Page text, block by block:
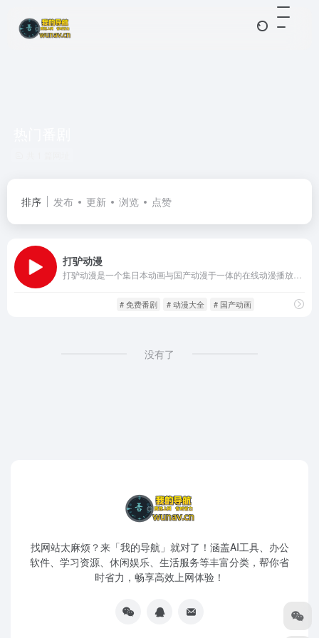
排序 发布 更新 浏览 点赞
打驴动漫
# 免费番剧 # 动漫大全 # 国产动画
没有了
找网站太麻烦？来「我的导航」就对了！涵盖AI工具、办公
软件、学习资源、休闲娱乐、生活服务等丰富分类，帮你省
时省力，畅享高效上网体验！